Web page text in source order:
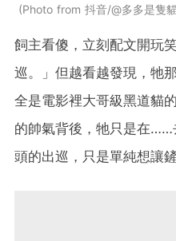
Photo from 抖音/@多多是隻
飼主看傻，立刻配文開玩
巡。」但越看越發現，牠
全是電影裡大哥級黑道貓
的帥氣背後，牠只是在……
頭的出巡，只是單純想讓